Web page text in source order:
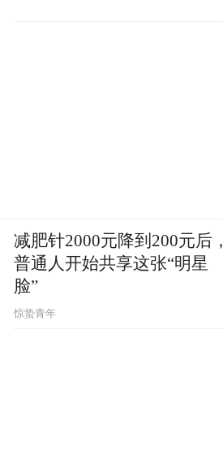
减肥针2000元降到200元后，
普通人开始共享这张“明星
脸”
惊蛰青年